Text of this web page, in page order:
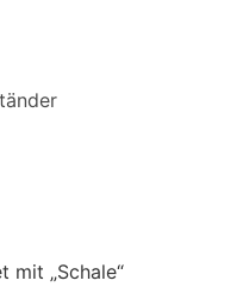
mit „Schale“